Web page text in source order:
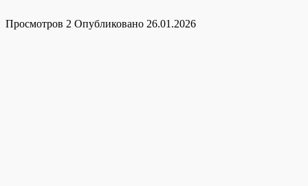
Просмотров 2 Опубликовано 26.01.2026